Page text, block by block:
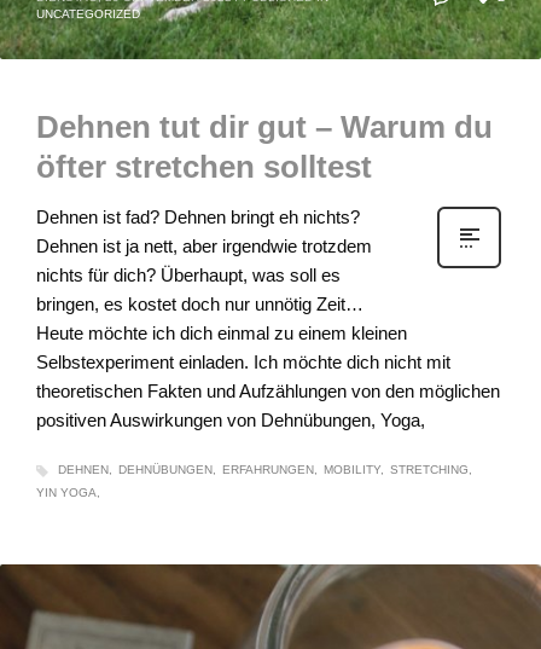
UNCATEGORIZED
Dehnen tut dir gut – Warum du
öfter stretchen solltest
Dehnen ist fad? Dehnen bringt eh nichts?
Dehnen ist ja nett, aber irgendwie trotzdem
nichts für dich? Überhaupt, was soll es
bringen, es kostet doch nur unnötig Zeit…
Heute möchte ich dich einmal zu einem kleinen
Selbstexperiment einladen. Ich möchte dich nicht mit
theoretischen Fakten und Aufzählungen von den möglichen
positiven Auswirkungen von Dehnübungen, Yoga,
DEHNEN DEHNÜBUNGEN ERFAHRUNGEN MOBILITY
STRETCHING
YIN YOGA